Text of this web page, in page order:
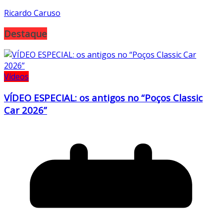
Ricardo Caruso
Destaque
Vídeos
VÍDEO ESPECIAL: os antigos no “Poços Classic
Car 2026”